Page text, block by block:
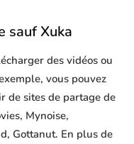
sauf Xuka
des vidéos ou
vous pouvez
de sites de partage de
Mynoise,
Gottanut. En plus de